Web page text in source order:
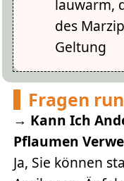
lauwarm,
des
Geltung
Fragen
→ Kann Ich
Pflaumen
Ja, Sie können